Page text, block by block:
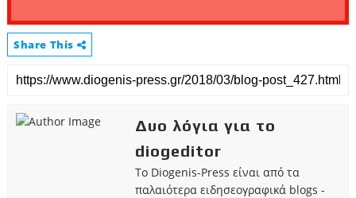
Share This
Δυο λόγια για το
diogeditor
Το Diogenis-Press είναι από τα
παλαιότερα ειδησεογραφικά blogs -